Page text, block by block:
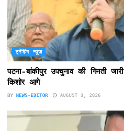
ट्रेंडिंग न्यूज़
पटना-बांकीपुर उपचुनाव की गिनती
किशोर आगे
BY NEWS-EDITOR AUGUST 3, 2026